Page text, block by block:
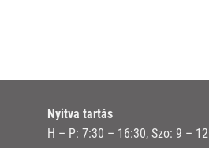
Nyitva tartás
H – P: 7:30 – 16:30, Szo: 9 – 12